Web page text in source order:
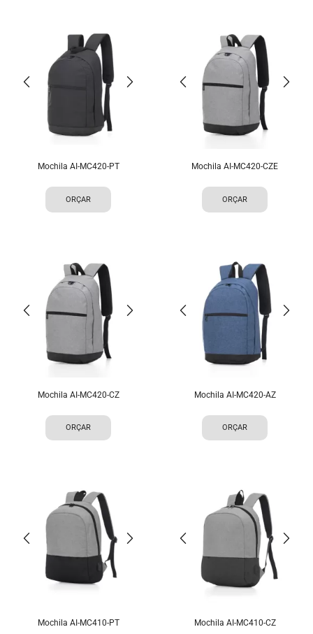
Mochila AI-MC420-PT
ORÇAR
Mochila AI-MC420-CZE
ORÇAR
Mochila AI-MC420-CZ
ORÇAR
Mochila AI-MC420-AZ
ORÇAR
Mochila AI-MC410-PT Mochila AI-MC410-CZ